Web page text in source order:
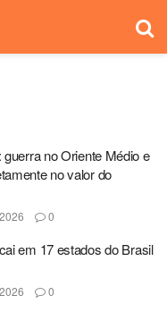
no Oriente Médio e
no valor do
0
em 17 estados do Brasil
0